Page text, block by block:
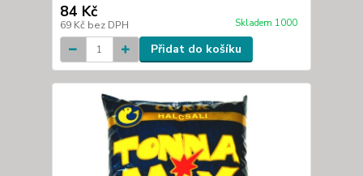
84 Kč
69 Kč bez DPH Skladem 1000
Přidat do košíku